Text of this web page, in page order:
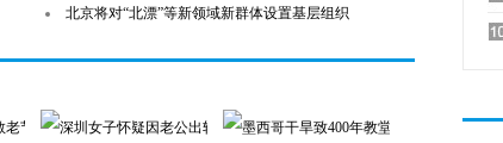
北京将对“北漂”等新领域新群体设置基层组织